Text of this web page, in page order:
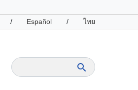
/ Español / ไทย